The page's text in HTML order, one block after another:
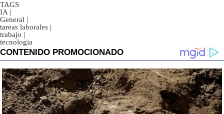
TAGS
IA |
General |
tareas laborales |
trabajo |
tecnologia